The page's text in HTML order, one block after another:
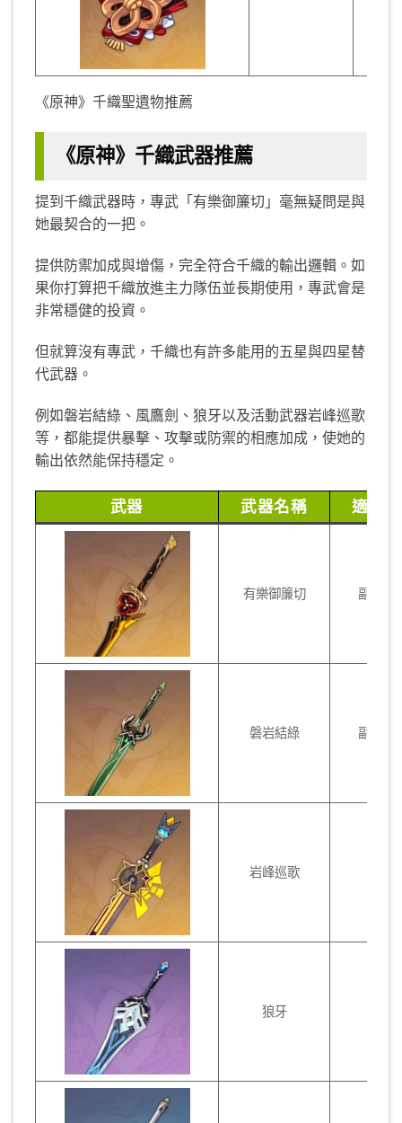
《原神》千織聖遺物推薦
《原神》千織武器推薦
提到千織武器時，專武「有樂御簾切」毫無疑問是與
她最契合的一把。
提供防禦加成與增傷，完全符合千織的輸出邏輯。如
果你打算把千織放進主力隊伍並長期使用，專武會是
非常穩健的投資。
但就算沒有專武，千織也有許多能用的五星與四星替
代武器。
例如磐岩結綠、風鷹劍、狼牙以及活動武器岩峰巡歌
等，都能提供暴擊、攻擊或防禦的相應加成，使她的
輸出依然能保持穩定。
武器 武器名稱 適合
有樂御簾切 副C、
磐岩結綠 副C、
岩峰巡歌
狼牙